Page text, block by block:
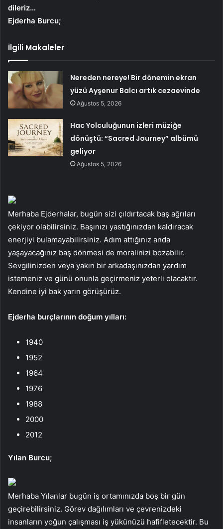
dileriz…
Ejderha Burcu;
İlgili Makaleler
Nereden nereye! Bir dönemin ekran
yüzü Ayşenur Balcı artık cezaevinde
Ağustos 5, 2026
Hac Yolculuğunun izleri müziğe
dönüştü: “Sacred Journey” albümü
geliyor
Ağustos 5, 2026
Merhaba Ejderhalar, bugün sizi çıldırtacak baş ağrıları
çekiyor olabilirsiniz. Başınızı yastığınızdan kaldıracak
enerjiyi bulamayabilirsiniz. Adım attığınız anda
yaşayacağınız baş dönmesi de moralinizi bozabilir.
Sevgilinizden veya yakın bir arkadaşınızdan yardım
istemeniz ve günü onunla geçirmeniz yeterli olacaktır.
Kendine iyi bak yarın görüşürüz.
Ejderha burçlarının doğum yılları:
1940
1952
1964
1976
1988
2000
2012
Yılan Burcu;
Merhaba Yılanlar bugün iş ortamınızda boş bir gün
geçirebilirsiniz. Görev dağılımları ve çevrenizdeki
insanların yoğun çalışması iş yükünüzü hafifletecektir. Bu